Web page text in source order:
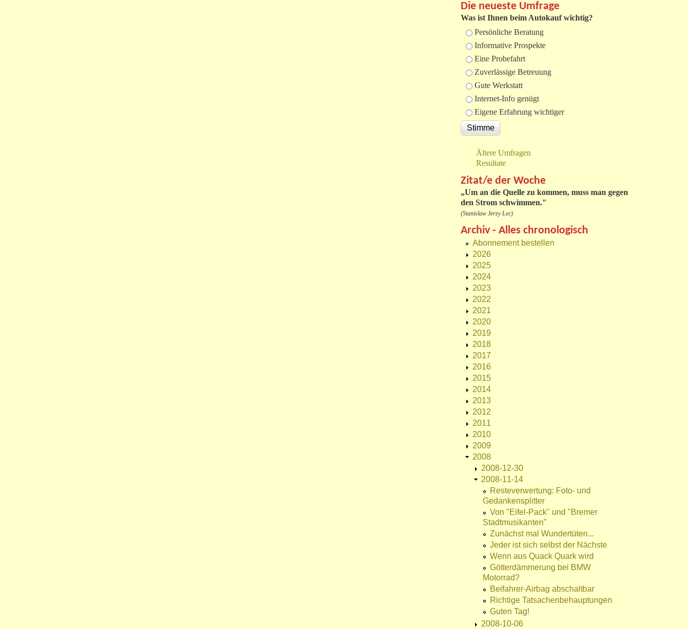
Die neueste Umfrage
Was ist Ihnen beim Autokauf wichtig?
Auswahlmöglichkeiten
Persönliche Beratung
Informative Prospekte
Eine Probefahrt
Zuverlässige Betreuung
Gute Werkstatt
Internet-Info genügt
Eigene Erfahrung wichtiger
Ältere Umfragen
Resultate
Zitat/e der Woche
„Um an die Quelle zu kommen, muss man gegen
den Strom schwimmen."
(Stanislaw Jerzy Lec)
Archiv - Alles chronologisch
Abonnement bestellen
2026
2025
2024
2023
2022
2021
2020
2019
2018
2017
2016
2015
2014
2013
2012
2011
2010
2009
2008
2008-12-30
2008-11-14
Resteverwertung: Foto- und
Gedankensplitter
Von "Eifel-Pack" und "Bremer
Stadtmusikanten"
Zunächst mal Wundertüten...
Jeder ist sich selbst der Nächste
Wenn aus Quack Quark wird
Götterdämmerung bei BMW
Motorrad?
Beifahrer-Airbag abschaltbar
Richtige Tatsachenbehauptungen
Guten Tag!
2008-10-06